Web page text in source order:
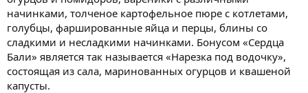
начинками, толченое картофельное пюре с котлетами,
голубцы, фаршированные яйца и перцы, блины со
сладкими и несладкими начинками. Бонусом «Сердца
Бали» является так называется «Нарезка под водочку»,
состоящая из сала, маринованных огурцов и квашеной
капусты.